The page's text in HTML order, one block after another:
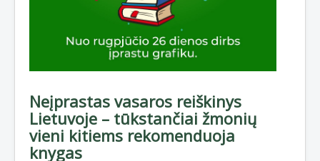
Neįprastas vasaros reiškinys
Lietuvoje – tūkstančiai žmonių
vieni kitiems rekomenduoja
knygas